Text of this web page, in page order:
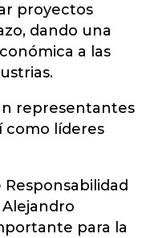
proyectos
dando una
a las
representantes
como líderes
Alejandro
para la